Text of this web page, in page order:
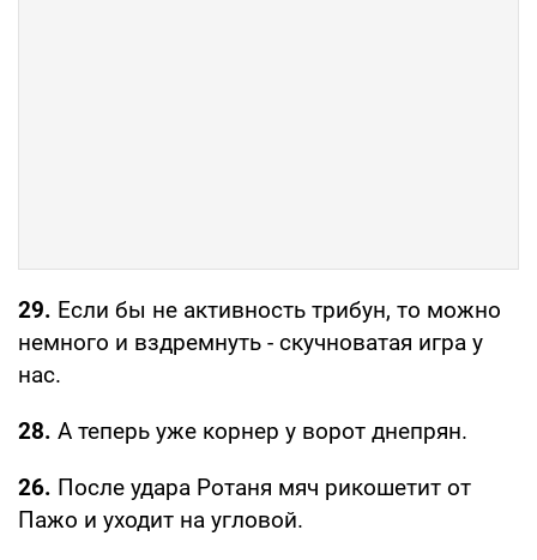
29. Если бы не активность трибун, то можно
немного и вздремнуть - скучноватая игра у
нас.
28. А теперь уже корнер у ворот днепрян.
26. После удара Ротаня мяч рикошетит от
Пажо и уходит на угловой.